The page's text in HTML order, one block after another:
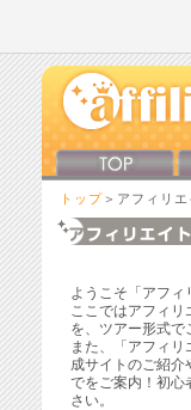
トップ ＞アフィリ
ようこそ「アフィ
ここではアフィリ
を、ツアー形式で
また、「アフィ
成サイトのご紹介
でをご案内！初心
さい。